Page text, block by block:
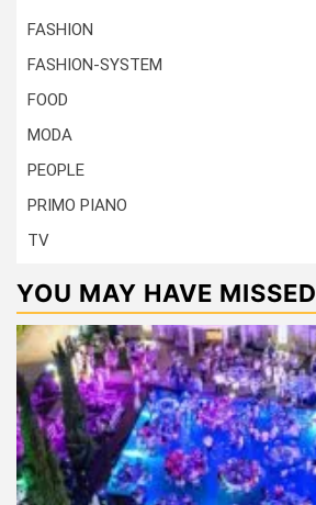
FASHION
FASHION-SYSTEM
FOOD
MODA
PEOPLE
PRIMO PIANO
TV
YOU MAY HAVE MISSED